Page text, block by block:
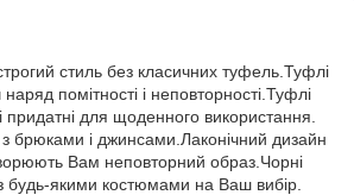
стиль без класичних туфель.Туфлі
помітності і неповторності.Туфлі
придатні для щоденного використання.
брюками і джинсами.Лаконічний дизайн
Вам неповторний образ.Чорні
будь-якими костюмами на Ваш вибір.